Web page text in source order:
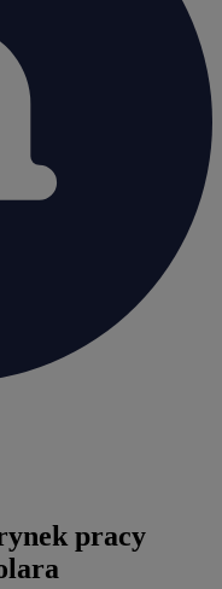
pracy